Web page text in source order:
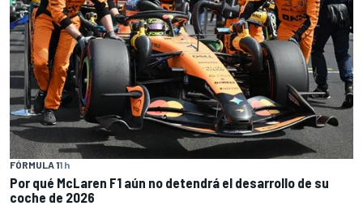
FÓRMULA 11 h
Por qué McLaren F1 aún no detendrá el desarrollo de su
coche de 2026